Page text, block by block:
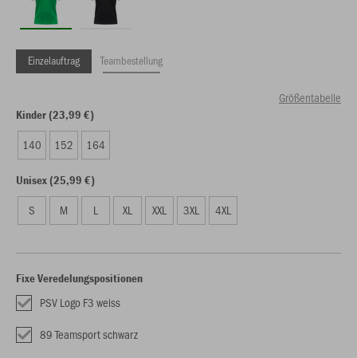
Einzelauftrag Teambestellung
Größentabelle
Kinder (23,99 €)
140 152 164
Unisex (25,99 €)
S M L XL XXL 3XL 4XL
Fixe Veredelungspositionen
PSV Logo F3 weiss
89 Teamsport schwarz